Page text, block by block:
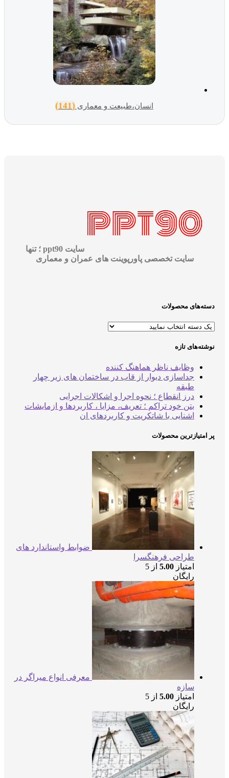
انسان،طبیعت و معماری (141)
سایت ppt90 ؛ تنها
سایت تخصصی پاورپوینت های عمران و معماری
محصولات
تازه
وظایف ناظر هماهنگ کننده
جداسازی دیوار از قاب در ساختمان های زیر چهار
درز انقطاع ؛ نحوه اجرا و اشکالات اجرایی
بتن خود تراکم ؛ تعریف، مزایا ، کاربردها و ازمایشات
اشنایی با شاتکریت و کاربردهای ان
محصولات
ضوابط واستاندارد های
طراحی فرهنگسرا
5.00از 5
معرفی انواع میراگر در
5.00از 5